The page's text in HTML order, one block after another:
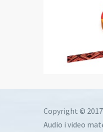
Copyright ©
Audio i video